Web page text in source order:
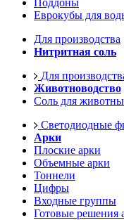
Поддоны
Еврокубы для
Для производства
Нитритная соль
Для
Животноводство
Соль для
Светодиодные
Арки
Плоские арки
Объемные арки
Тоннели
Цифры
Входные группы
Готовые решения